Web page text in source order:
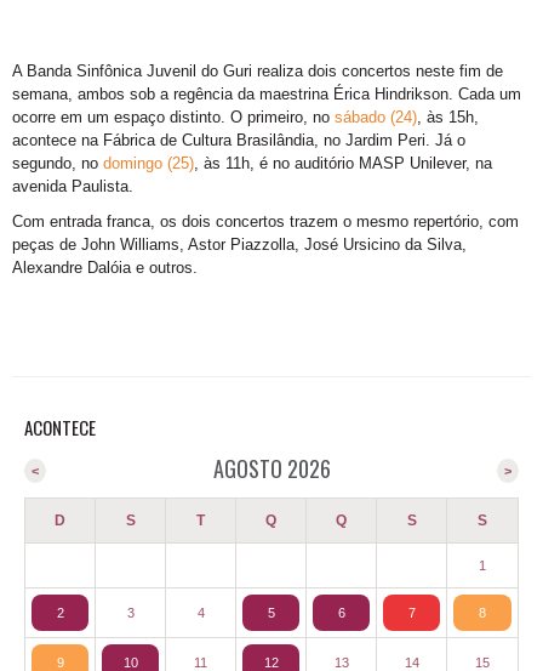
A Banda Sinfônica Juvenil do Guri realiza dois concertos neste fim de
semana, ambos sob a regência da maestrina Érica Hindrikson. Cada um
ocorre em um espaço distinto. O primeiro, no sábado (24), às 15h,
acontece na Fábrica de Cultura Brasilândia, no Jardim Peri. Já o
segundo, no domingo (25), às 11h, é no auditório MASP Unilever, na
avenida Paulista.
Com entrada franca, os dois concertos trazem o mesmo repertório, com
peças de John Williams, Astor Piazzolla, José Ursicino da Silva,
Alexandre Dalóia e outros.
ACONTECE
AGOSTO 2026 >
<
D S T Q Q S S
1
2 3 4 5 6 7 8
9 10 11 12 13 14 15